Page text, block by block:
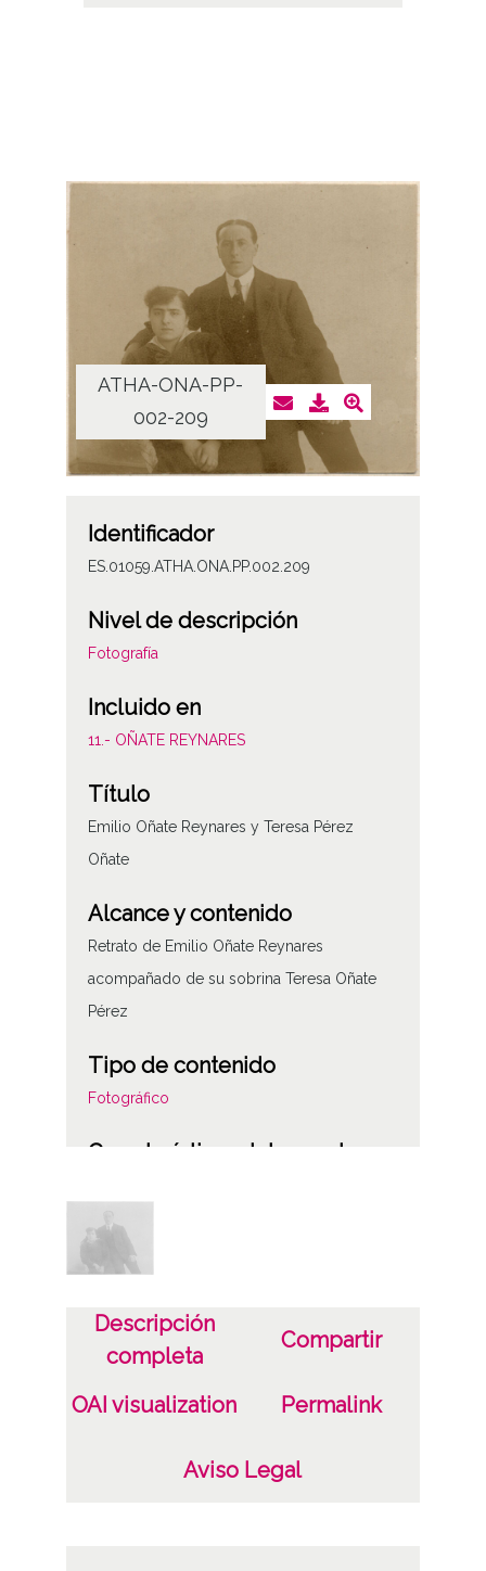
ATHA-ONA-PP-
002-209
Identificador
ES.01059.ATHA.ONA.PP.002.209
Nivel de descripción
Fotografía
Incluido en
11.- OÑATE REYNARES
Título
Emilio Oñate Reynares y Teresa Pérez
Oñate
Alcance y contenido
Retrato de Emilio Oñate Reynares
acompañado de su sobrina Teresa Oñate
Pérez
Tipo de contenido
Fotográfico
Características del soporte
Fecha
19180101
1918
Notas
Descripción
completa
Compartir
OAI visualization Permalink
Aviso Legal